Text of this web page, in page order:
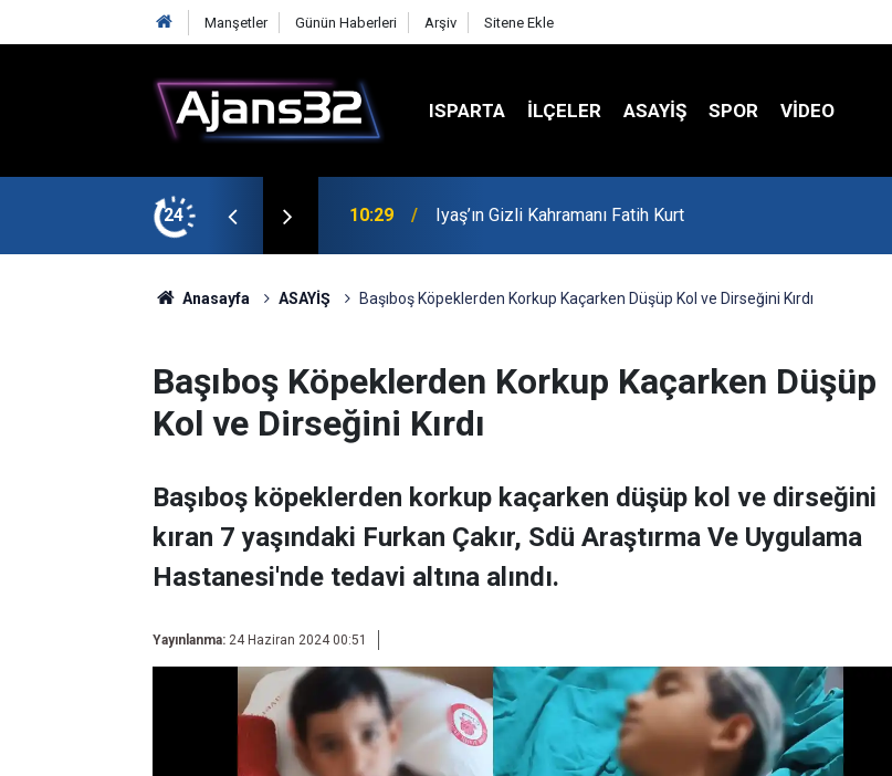
Manşetler Günün Haberleri Arşiv Sitene Ekle
ISPARTA İLÇELER ASAYİŞ SPOR VIDEO
24 00:52 Isparta'da Asker Eğlencesinde Kavga Çıktı
Anasayfa ASAYİŞ Başıboş Köpeklerden Korkup Kaçarken Düşüp Kol ve Dirseğini Kırdı
Başıboş Köpeklerden Korkup Kaçarken Düşüp
Kol ve Dirseğini Kırdı
Başıboş köpeklerden korkup kaçarken düşüp kol ve dirseğini
kıran 7 yaşındaki Furkan Çakır, Sdü Araştırma Ve Uygulama
Hastanesi'nde tedavi altına alındı.
Yayınlanma: 24 Haziran 2024 00:51